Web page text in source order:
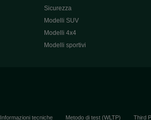
Sicurezza
Modelli SUV
Modelli 4x4
Modelli sportivi
Informazioni tecniche Metodo di test (WLTP) Third